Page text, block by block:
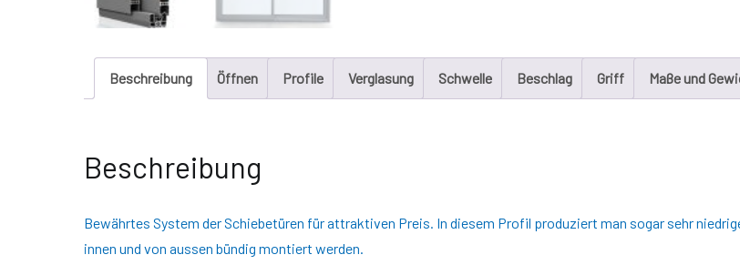
Beschreibung Öffnen Profile Verglasung Schwelle Beschlag Griff Maße und
Beschreibung
Bewährtes System der Schiebetüren für attraktiven Preis. In diesem Profil produziert man sogar sehr
innen und von aussen bündig montiert werden.